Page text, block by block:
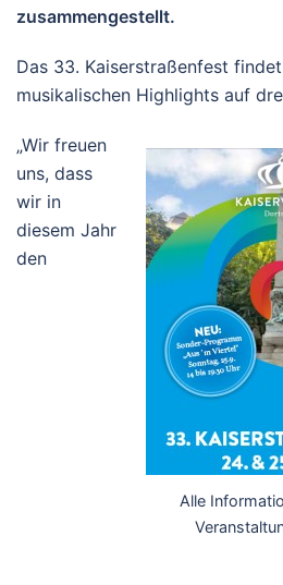
zusammengestellt.
Das 33. Kaiserstraßenfest
musikalischen Highlights auf
Alle
„Wir freuen
uns, dass
wir in
diesem Jahr
den